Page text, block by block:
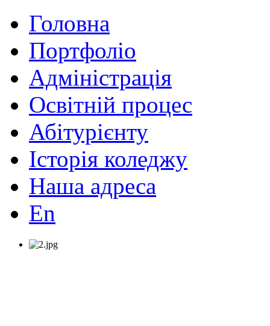
Головна
Портфоліо
Адміністрація
Освітній процес
Абітурієнту
Історія коледжу
Наша адреса
En